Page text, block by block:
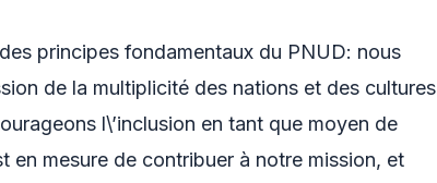
principes fondamentaux du PNUD: nous
de la multiplicité des nations et des cultures
l\’inclusion en tant que moyen de
en mesure de contribuer à notre mission, et